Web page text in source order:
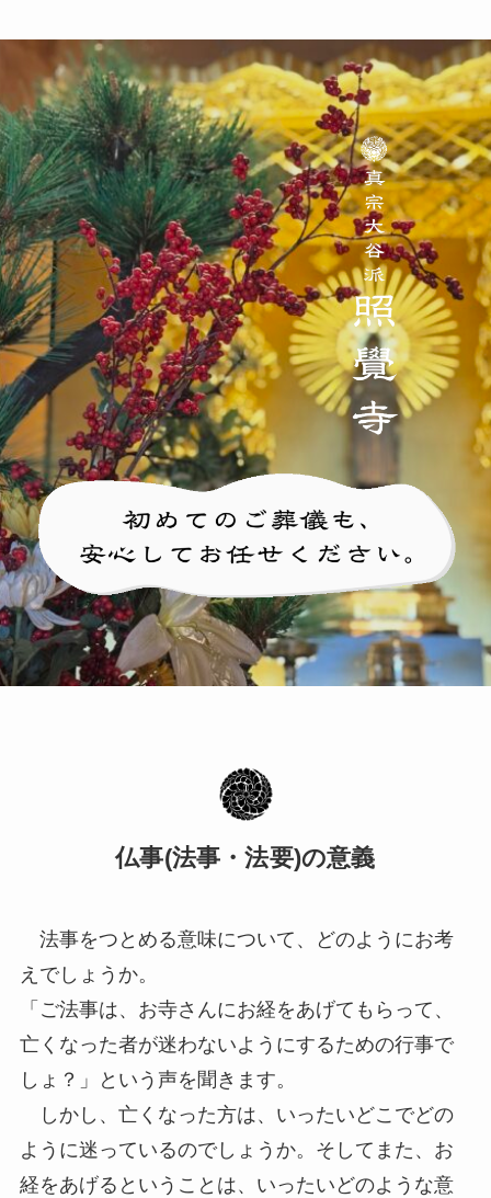
仏事(法事・法要)の意義
法事をつとめる意味について、どのようにお考
えでしょうか。
「ご法事は、お寺さんにお経をあげてもらって、
亡くなった者が迷わないようにするための行事で
しょ？」という声を聞きます。
しかし、亡くなった方は、いったいどこでどの
ように迷っているのでしょうか。そしてまた、お
経をあげるということは、いったいどのような意